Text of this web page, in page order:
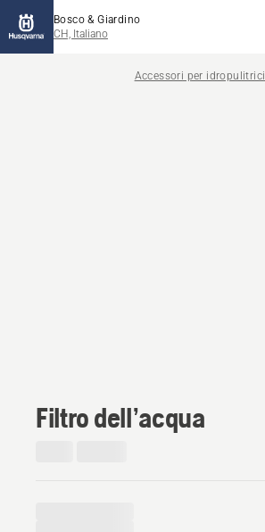
Bosco & Giardino
CH, Italiano
Accessori per idropulitrici
Filtro dell’acqua